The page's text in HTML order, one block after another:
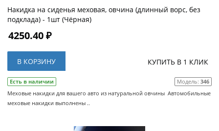
Накидка на сиденья меховая, овчина (длинный ворс, без
подклада) - 1шт (Чёрная)
4250.40 ₽
В КОРЗИНУ КУПИТЬ В 1 КЛИК
Есть в наличии Модель: 346
Меховые накидки для вашего авто из натуральной овчины Автомобильные
меховые накидки выполнены ..